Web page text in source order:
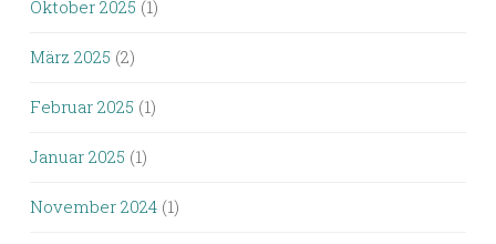
Oktober 2025 (1)
März 2025 (2)
Februar 2025 (1)
Januar 2025 (1)
November 2024 (1)